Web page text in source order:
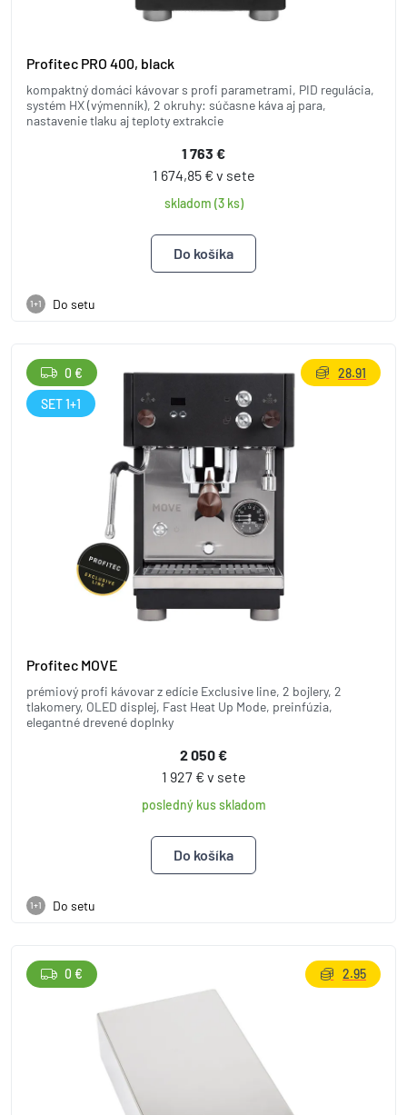
Profitec PRO 400, black
kompaktný domáci kávovar s profi parametrami, PID regulácia,
systém HX (výmenník), 2 okruhy: súčasne káva aj para,
nastavenie tlaku aj teploty extrakcie
1 763 €
1 674,85 € v sete
skladom (3 ks)
1+1 Do setu
Profitec MOVE
prémiový profi kávovar z edície Exclusive line, 2 bojlery, 2
tlakomery, OLED displej, Fast Heat Up Mode, preinfúzia,
elegantné drevené doplnky
2 050 €
1 927 € v sete
posledný kus skladom
1+1 Do setu
0 €
SET 1+1
28.91
0 € 2.95